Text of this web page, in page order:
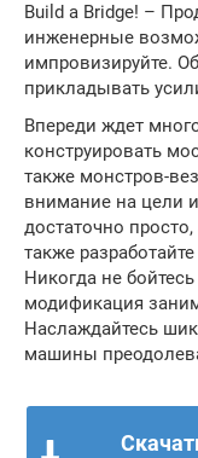
Build a Bridge! –
инженерные
импровизируйте.
прикладывать
Впереди ждет
конструировать
также монстров-
внимание на цели и
достаточно
также
Никогда не
модификация
Наслаждайтесь
машины